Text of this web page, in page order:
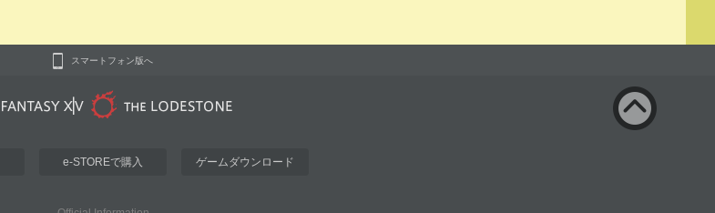
スマートフォン版へ
e-STOREで購入 ゲームダウンロード